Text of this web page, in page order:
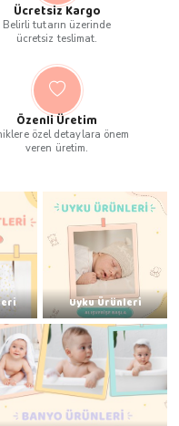
Ücretsiz Kargo
Belirli tutarın üzerinde
ücretsiz teslimat.
Özenli Üretim
özel detaylara önem
veren üretim.
Uyku Ürünleri